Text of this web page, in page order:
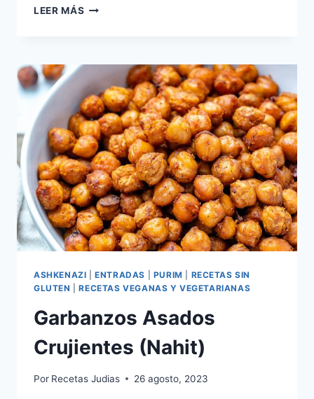
LEER MÁS DULCES
ASHKENAZI |ENTRADAS PURIM
RECETAS SIN
GLUTEN
|RECETAS VEGANAS Y VEGETARIANAS
Garbanzos Asados
Crujientes (Nahit)
Por Recetas Judias 26 agosto, 2023